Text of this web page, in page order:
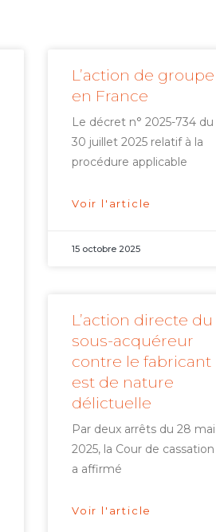
L’action de groupe
en France
Le décret n° 2025-734 du
30 juillet 2025 relatif à la
procédure applicable
Voir l'article
15 octobre 2025
L’action directe du
sous-acquéreur
contre le fabricant
est de nature
délictuelle
Par deux arrêts du 28 mai
2025, la Cour de cassation
a affirmé
Voir l'article